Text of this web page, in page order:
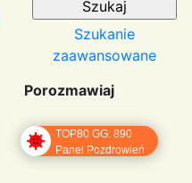
Szukanie
zaawansowane
Porozmawiaj
TOP80 GG: 890
Panel Pozdrowień